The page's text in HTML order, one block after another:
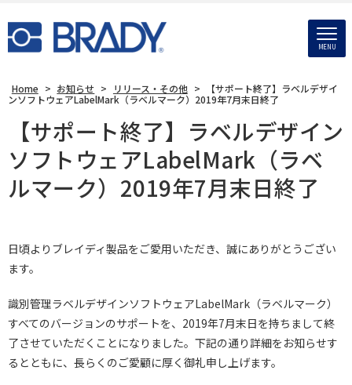
MENU
Home > お知らせ > リリース・その他 >
【サポート終了】ラベルデザイ
ンソフトウェアLabelMark（ラベルマーク）2019年7月末日終了
【サポート終了】ラベルデザイン
ソフトウェアLabelMark（ラベ
ルマーク）2019年7月末日終了
日頃よりブレイディ製品をご愛用いただき、誠にありがとうござい
ます。
識別管理ラベルデザインソフトウェアLabelMark（ラベルマーク）
すべてのバージョンのサポートを、2019年7月末日を持ちまして終
了させていただくことになりました。下記の通り詳細をお知らせす
るとともに、長らくのご愛顧に厚く御礼申し上げます。